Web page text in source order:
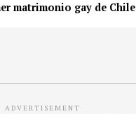
matrimonio gay de Chile
ADVERTISEMENT